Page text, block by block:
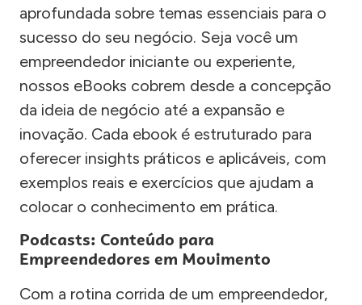
aprofundada sobre temas essenciais para o
sucesso do seu negócio. Seja você um
empreendedor iniciante ou experiente,
nossos eBooks cobrem desde a concepção
da ideia de negócio até a expansão e
inovação. Cada ebook é estruturado para
oferecer insights práticos e aplicáveis, com
exemplos reais e exercícios que ajudam a
colocar o conhecimento em prática.
Podcasts: Conteúdo para
Empreendedores em Movimento
Com a rotina corrida de um empreendedor,